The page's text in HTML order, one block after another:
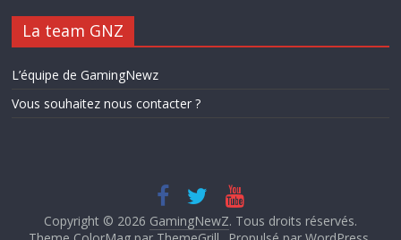
La team GNZ
L’équipe de GamingNewz
Vous souhaitez nous contacter ?
Copyright © 2026 GamingNewZ. Tous droits réservés.